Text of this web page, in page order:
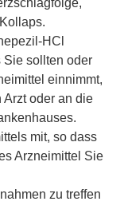
HCl
Sie sollten oder
einnimmt,
oder an die
mit, so dass
Arzneimittel Sie
zu treffen